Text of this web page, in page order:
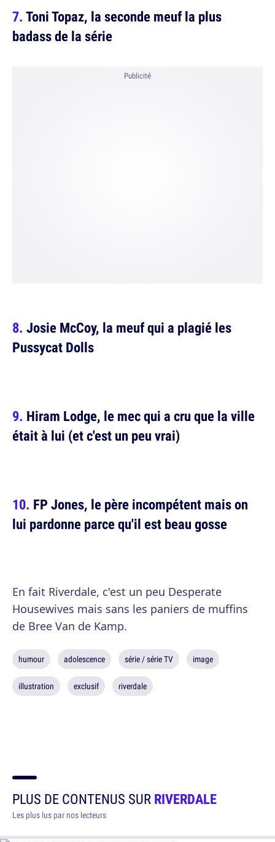
Toni Topaz, la seconde meuf la plus
badass de la série
Publicité
Josie McCoy, la meuf qui a plagié les
Pussycat Dolls
Hiram Lodge, le mec qui a cru que la ville
était à lui (et c'est un peu vrai)
FP Jones, le père incompétent mais on
lui pardonne parce qu'il est beau gosse
En fait Riverdale, c'est un peu Desperate
Housewives mais sans les paniers de muffins
de Bree Van de Kamp.
humour adolescence série / série TV image
illustration exclusif riverdale
PLUS DE CONTENUS SURRIVERDALE
Les plus lus par nos lecteurs